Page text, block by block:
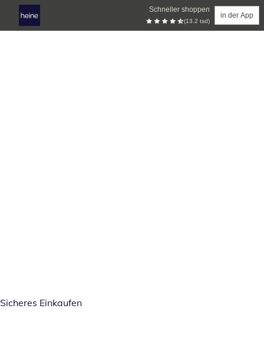
Schneller shoppen
(13.2 tsd)
in der App
Sicheres Einkaufen